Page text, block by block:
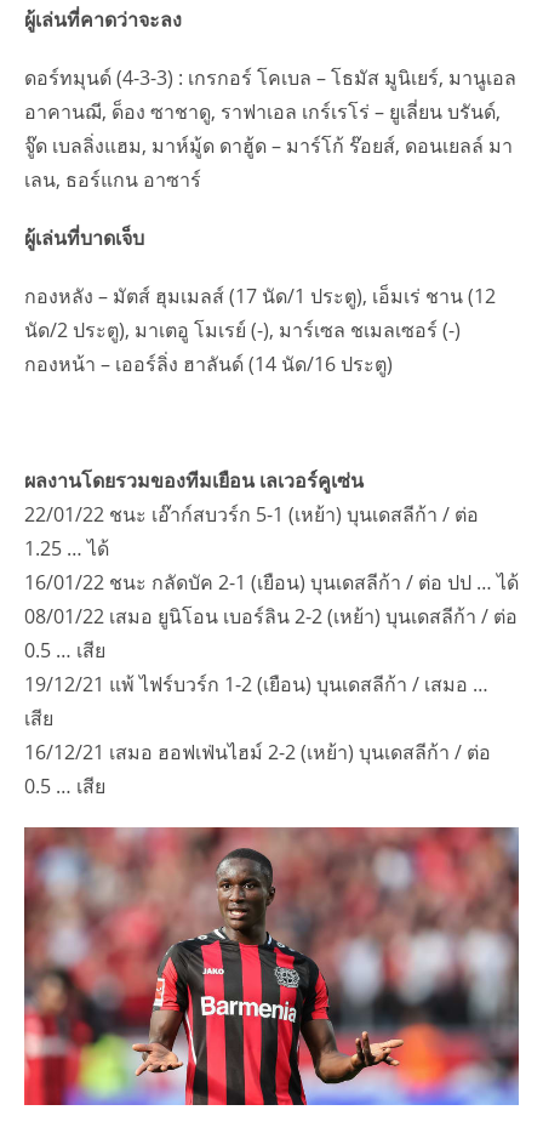
ผู้เล่นที่คาดว่าจะลง
ดอร์ทมุนด์ (4-3-3) : เกรกอร์ โคเบล – โธมัส มูนิเยร์, มานูเอล
อาคานฌี, ด็อง ซาชาดู, ราฟาเอล เกร์เรโร่ – ยูเลี่ยน บรันด์,
จู๊ด เบลลิ่งแฮม, มาห์มู้ด ดาฮู้ด – มาร์โก้ ร๊อยส์, ดอนเยลล์ มา
เลน, ธอร์แกน อาซาร์
ผู้เล่นที่บาดเจ็บ
กองหลัง – มัตส์ ฮุมเมลส์ (17 นัด/1 ประตู), เอ็มเร่ ชาน (12
นัด/2 ประตู), มาเตอู โมเรย์ (-), มาร์เซล ชเมลเซอร์ (-)
กองหน้า – เออร์ลิ่ง ฮาลันด์ (14 นัด/16 ประตู)
ผลงานโดยรวมของทีมเยือน เลเวอร์คูเซ่น
22/01/22 ชนะ เอ๊าก์สบวร์ก 5-1 (เหย้า) บุนเดสลีก้า / ต่อ
1.25 … ได้
16/01/22 ชนะ กลัดบัค 2-1 (เยือน) บุนเดสลีก้า / ต่อ ปป … ได้
08/01/22 เสมอ ยูนิโอน เบอร์ลิน 2-2 (เหย้า) บุนเดสลีก้า / ต่อ
0.5 … เสีย
19/12/21 แพ้ ไฟร์บวร์ก 1-2 (เยือน) บุนเดสลีก้า / เสมอ …
เสีย
16/12/21 เสมอ ฮอฟเฟ่นไฮม์ 2-2 (เหย้า) บุนเดสลีก้า / ต่อ
0.5 … เสีย